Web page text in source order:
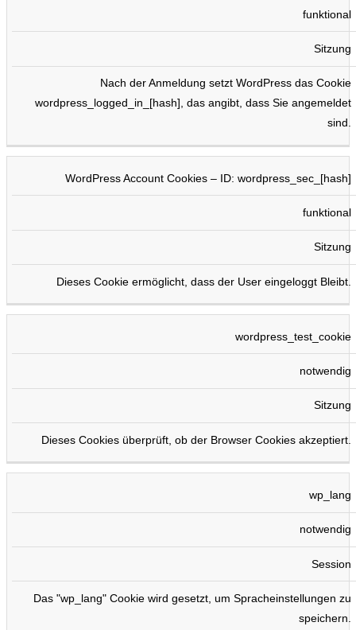
funktional
Sitzung
Nach der Anmeldung setzt WordPress das Cookie
wordpress_logged_in_[hash], das angibt, dass Sie angemeldet
sind.
WordPress Account Cookies – ID: wordpress_sec_[hash]
funktional
Sitzung
Dieses Cookie ermöglicht, dass der User eingeloggt Bleibt.
wordpress_test_cookie
notwendig
Sitzung
Dieses Cookies überprüft, ob der Browser Cookies akzeptiert.
wp_lang
notwendig
Session
Das "wp_lang" Cookie wird gesetzt, um Spracheinstellungen zu
speichern.